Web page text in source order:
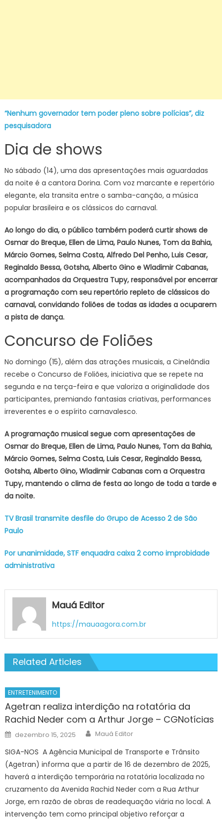
“Nenhum governador tem poder pleno sobre polícias”, diz
pesquisadora
Dia de shows
No sábado (14), uma das apresentações mais aguardadas
da noite é a cantora Dorina. Com voz marcante e repertório
elegante, ela transita entre o samba-canção, a música
popular brasileira e os clássicos do carnaval.
Ao longo do dia, o público também poderá curtir shows de
Osmar do Breque, Ellen de Lima, Paulo Nunes, Tom da Bahia,
Márcio Gomes, Selma Costa, Alfredo Del Penho, Luis Cesar,
Reginaldo Bessa, Gotsha, Alberto Gino e Wladimir Cabanas,
acompanhados da Orquestra Tupy, responsável por encerrar
a programação com seu repertório repleto de clássicos do
carnaval, convidando foliões de todas as idades a ocuparem
a pista de dança.
Concurso de Foliões
No domingo (15), além das atrações musicais, a Cinelândia
recebe o Concurso de Foliões, iniciativa que se repete na
segunda e na terça-feira e que valoriza a originalidade dos
participantes, premiando fantasias criativas, performances
irreverentes e o espírito carnavalesco.
A programação musical segue com apresentações de
Osmar do Breque, Ellen de Lima, Paulo Nunes, Tom da Bahia,
Márcio Gomes, Selma Costa, Luis Cesar, Reginaldo Bessa,
Gotsha, Alberto Gino, Wladimir Cabanas com a Orquestra
Tupy, mantendo o clima de festa ao longo de toda a tarde e
da noite.
TV Brasil transmite desfile do Grupo de Acesso 2 de São
Paulo
Por unanimidade, STF enquadra caixa 2 como improbidade
administrativa
Mauá Editor
https://mauaagora.com.br
Related Articles
ENTRETENIMENTO
Agetran realiza interdição na rotatória da
Rachid Neder com a Arthur Jorge – CGNotícias
Posted
on
dezembro 15, 2025 Author
Mauá Editor
SIGA-NOS A Agência Municipal de Transporte e Trânsito
(Agetran) informa que a partir de 16 de dezembro de 2025,
haverá a interdição temporária na rotatória localizada no
cruzamento da Avenida Rachid Neder com a Rua Arthur
Jorge, em razão de obras de readequação viária no local. A
intervenção tem como principal objetivo reforçar a